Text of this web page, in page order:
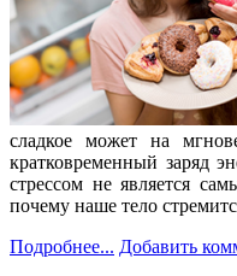
сладкое может на
кратковременный заряд
стрессом не является
почему наше тело
Подробнее... Добавить